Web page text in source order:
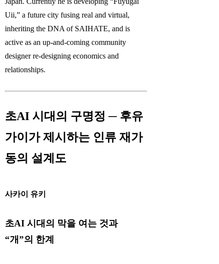
Uii,” a future city fusing real and virtual,
inheriting the DNA of SAIHATE, and is
active as an up-and-coming community
designer re-designing economics and
relationships.
초AI 시대의 구명정 ─ 후유
가이가 제시하는 인류 재가
동의 설계도
사카이 유키
초AI 시대의 막을 여는 것과
“개”의 한계